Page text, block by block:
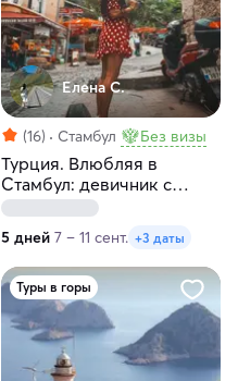
Елена С.
(16) Стамбул Без визы
Турция. Влюбляя в
Стамбул: девичник с
местной жительницей
5 дней 7 – 11 сент. +3 даты
Туры в горы